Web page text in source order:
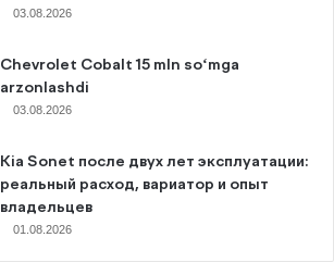
03.08.2026
Chevrolet Cobalt 15 mln so‘mga
arzonlashdi
03.08.2026
Kia Sonet после двух лет эксплуатации:
реальный расход, вариатор и опыт
владельцев
01.08.2026